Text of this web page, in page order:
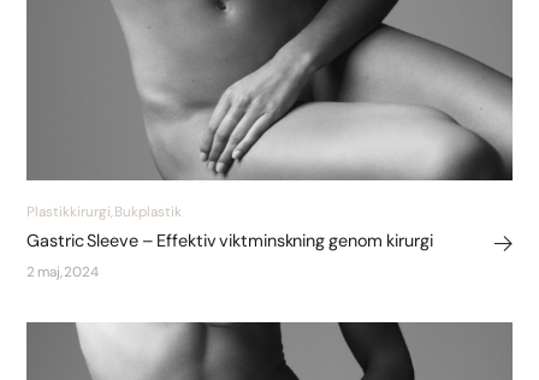
Plastikkirurgi, Bukplastik
Gastric Sleeve – Effektiv viktminskning genom kirurgi
2 maj, 2024